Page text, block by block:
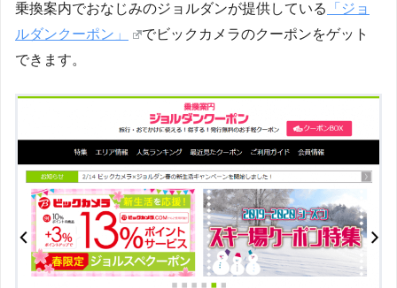
乗換案内でおなじみのジョルダンが提供している
「ジョ
ルダンクーポン」
でビックカメラのクーポンをゲット
できます。